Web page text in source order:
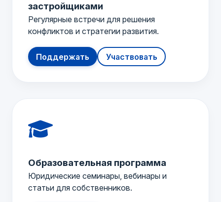
застройщиками
Регулярные встречи для решения
конфликтов и стратегии развития.
Поддержать Участвовать
Образовательная программа
Юридические семинары, вебинары и
статьи для собственников.